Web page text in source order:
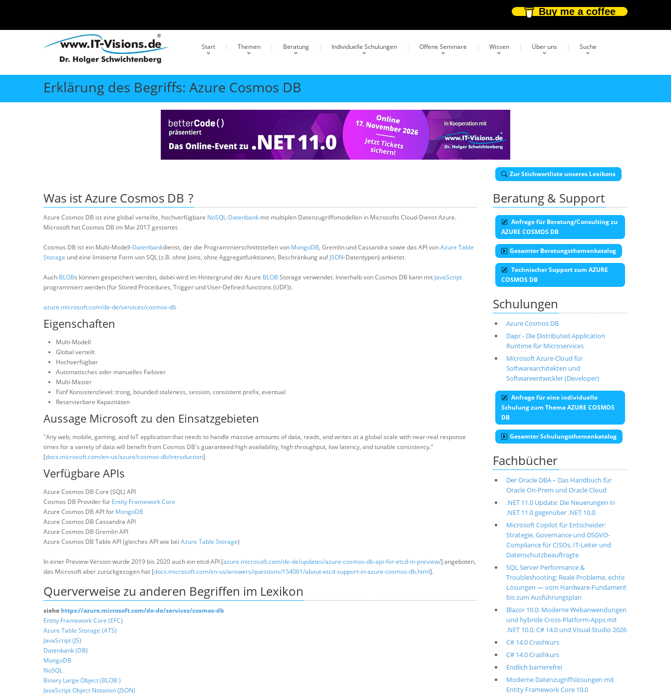
Buy me a coffee
Start Themen Beratung Individuelle Schulungen Offene Seminare Wissen Über uns Suche
Erklärung des Begriffs: Azure Cosmos DB
Zur Stichwortliste unseres Lexikons
Was istAzure Cosmos DB ?
Azure Cosmos DB ist eine global verteilte, hochverfügbare NoSQL-Datenbank mit multiplen Datenzugriffsmodellen in Microsofts Cloud-Dienst Azure.
Microsoft hat Cosmos DB im Mai 2017 gestartet.
Cosmos DB ist ein Multi-Modell-Datenbankdienst, der die Programmierschnittstellen von MongoDB, Gremlin und Cassandra sowie das API vonAzure Table
Storage und eine limitierte Form von SQL (z.B. ohne Joins, ohne Aggregatfunktionen, Beschränkung aufJSON-Datentypen) anbietet.
Auch BLOBs können gespeichert werden, dabei wird im Hintergrund der Azure BLOB Storage verwendet. Innerhalb von Cosmos DB kann mit JavaScript
programmiert werden (für Stored Procedures, Trigger und User-Defined functions (UDF)).
azure.microsoft.com/de-de/services/cosmos-db
Eigenschaften
Multi-Modell
Global verteilt
Hochverfügbar
Automatisches oder manuelles Failover
Multi-Master
Fünf Konsistenzlevel: trong, bounded staleness, session, consistent prefix, eventual
Reservierbare Kapazitäten
Aussage Microsoft zu den Einsatzgebieten
"Any web, mobile, gaming, and IoT application that needs to handle massive amounts of data, reads, and writes at a global scale with near-real response
times for a variety of data will benefit from Cosmos DB's guaranteed high availability, high throughput, low latency, and tunable consistency."
[docs.microsoft.com/en-us/azure/cosmos-db/introduction]
Verfügbare APIs
Azure Cosmos DB Core (SQL) API
Cosmos DB Provider für Entity Framework Core
Azure Cosmos DB API for MongoDB
Azure Cosmos DB Cassandra API
Azure Cosmos DB Gremlin API
Azure Cosmos DB Table API (gleiches API wie bei Azure Table Storage)
In einer Preview-Version wurde 2019 bis 2020 auch ein etcd-API [azure.microsoft.com/de-de/updates/azure-cosmos-db-api-for-etcd-in-preview/] angeboten,
das Microsoft aber zurückgezogen hat [docs.microsoft.com/en-us/answers/questions/154061/about-etcd-support-in-azure-cosmos-db.html].
Querverweise zu anderen Begriffen im Lexikon
siehe https://azure.microsoft.com/de-de/services/cosmos-db
Entity Framework Core (EFC)
Azure Table Storage (ATS)
JavaScript (JS)
Datenbank (DB)
MongoDB
NoSQL
Binary Large Object (BLOB )
JavaScript Object Notation (JSON)
Beratung & Support
Anfrage für Beratung/Consulting zu
AZURE COSMOS DB
Gesamter Beratungsthemenkatalog
Technischer Support zum AZURE
COSMOS DB
Schulungen
Azure Cosmos DB
Dapr - Die Distributed Application
Runtime für Microservices
Microsoft Azure-Cloud für
Softwarearchitekten und
Softwareentwickler (Developer)
Anfrage für eine individuelle
Schulung zum Thema AZURE COSMOS
DB
Gesamter Schulungsthemenkatalog
Fachbücher
Der Oracle DBA – Das Handbuch für
Oracle On-Prem und Oracle Cloud
.NET 11.0 Update: Die Neuerungen in
.NET 11.0 gegenüber .NET 10.0
Microsoft Copilot für Entscheider:
Strategie, Governance und DSGVO-
Compliance für CISOs, IT-Leiter und
Datenschutzbeauftragte
SQL Server Performance &
Troubleshooting: Reale Probleme, echte
Lösungen — vom Hardware-Fundament
bis zum Ausführungsplan
Blazor 10.0: Moderne Webanwendungen
und hybride Cross-Platform-Apps mit
.NET 10.0, C# 14.0 und Visual Studio 2026
C# 14.0 Crashkurs
C# 14.0 Crashkurs
Endlich barrierefrei
Moderne Datenzugriffslösungen mit
Entity Framework Core 10.0